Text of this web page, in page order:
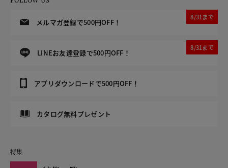
メルマガ登録で500円OFF！
8/31まで
LINEお友達登録で500円OFF！
8/31まで
アプリダウンロードで500円OFF！
カタログ無料プレゼント
特集